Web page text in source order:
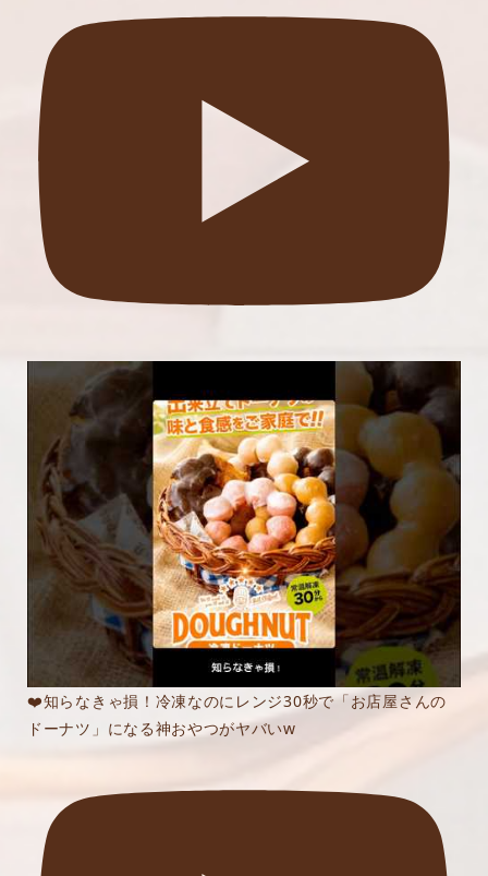
❤️知らなきゃ損！冷凍なのにレンジ30秒で「お店屋さんの
ドーナツ」になる神おやつがヤバいw